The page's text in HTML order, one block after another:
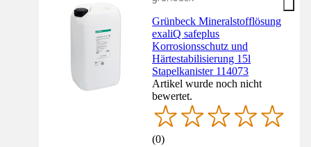
Grünbeck Mineralstofflösung
exaliQ safeplus
Korrosionsschutz und
Härtestabilisierung 15l
Stapelkanister 114073
Artikel wurde noch nicht
bewertet.
(0)